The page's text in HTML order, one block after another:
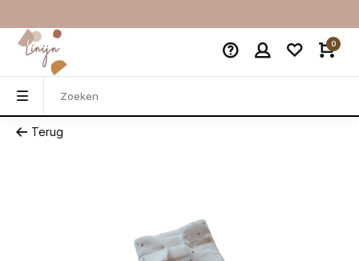
0
Terug